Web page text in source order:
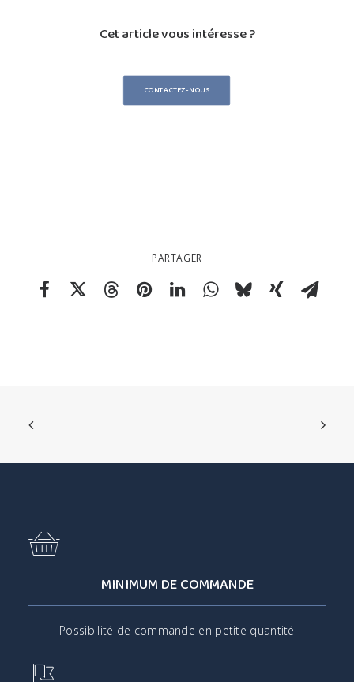
Cet article vous intéresse ?
CONTACTEZ-NOUS
PARTAGER
MINIMUM DE COMMANDE
Possibilité de commande en petite quantité